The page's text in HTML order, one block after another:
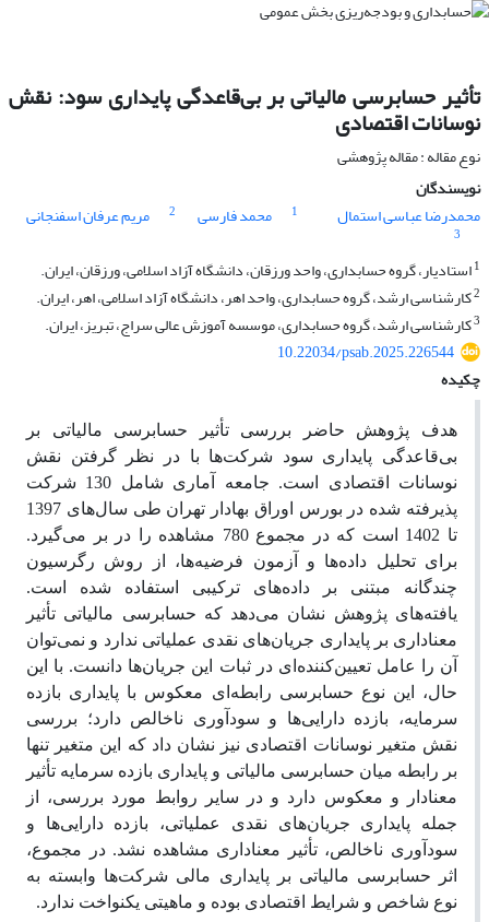
تأثیر حسابرسی مالیاتی بر بی‌قاعدگی پایداری سود: نقش
نوسانات اقتصادی
نوع مقاله : مقاله پژوهشی
نویسندگان
محمدرضا عباسی استمال
1 محمد فارسی 2 مریم عرفان اسفنجانی
3
1استادیار، گروه حسابداری، واحد ورزقان، دانشگاه آزاد اسلامی، ورزقان، ایران.
2کارشناسی ارشد، گروه حسابداری، واحد اهر، دانشگاه آزاد اسلامی، اهر، ایران.
3کارشناسی ارشد، گروه حسابداری، موسسه آموزش عالی سراج، تبریز، ایران.
10.22034/psab.2025.226544
چکیده
هدف پژوهش حاضر بررسی تأثیر حسابرسی مالیاتی بر
بی‌قاعدگی‌ پایداری سود شرکت‌ها با در نظر گرفتن نقش
نوسانات اقتصادی است. جامعه آماری شامل 130 شرکت
پذیرفته شده در بورس اوراق بهادار تهران طی سال‌های 1397
تا 1402 است که در مجموع 780 مشاهده را در بر می‌گیرد.
برای تحلیل داده‌ها و آزمون فرضیه‌ها، از روش رگرسیون
چندگانه مبتنی بر داده‌های ترکیبی استفاده شده است.
یافته‌های پژوهش نشان می‌دهد که حسابرسی مالیاتی تأثیر
معناداری بر پایداری جریان‌های نقدی عملیاتی ندارد و نمی‌توان
آن را عامل تعیین‌کننده‌ای در ثبات این جریان‌ها دانست. با این
حال، این نوع حسابرسی رابطه‌ای معکوس با پایداری بازده
سرمایه، بازده دارایی‌ها و سودآوری ناخالص دارد؛ بررسی
نقش متغیر نوسانات اقتصادی نیز نشان داد که این متغیر تنها
بر رابطه میان حسابرسی مالیاتی و پایداری بازده سرمایه تأثیر
معنادار و معکوس دارد و در سایر روابط مورد بررسی، از
جمله پایداری جریان‌های نقدی عملیاتی، بازده دارایی‌ها و
سودآوری ناخالص، تأثیر معناداری مشاهده نشد. در مجموع،
اثر حسابرسی مالیاتی بر پایداری مالی شرکت‌ها وابسته به
نوع شاخص و شرایط اقتصادی بوده و ماهیتی یکنواخت ندارد.